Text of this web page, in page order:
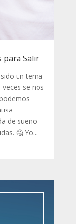
para Salir
un tema
se nos
de sueño
🤔 Yo...